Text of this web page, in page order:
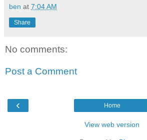
ben at 7:04 AM
Share
No comments:
Post a Comment
‹ Home
View web version